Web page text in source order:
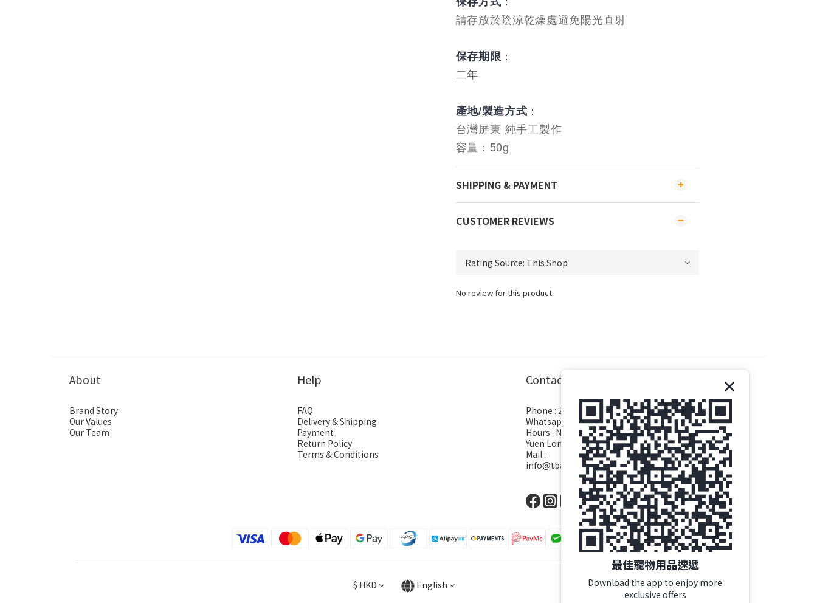
請存放於陰涼乾燥處避免陽光直射
保存期限 ：
二年
產地/製造方式 ：
台灣屏東 純手工製作
容量：50g
SHIPPING & PAYMENT
CUSTOMER REVIEWS
No review for this product
About
Brand Story
Our Values
Our Team
Help
FAQ
Delivery & Shipping
Payment
Return Policy
Terms & Conditions
Contact
Phone : 26382209
Whatsapp : 26382609
Hours : NO.170, Hung Tsoi Tin Village, Tai Tong Road,
Yuen Long, N.T.
Mail :
info@tbapet.com
$ HKD English
最佳寵物用品速遞
Download the app to enjoy more
exclusive offers